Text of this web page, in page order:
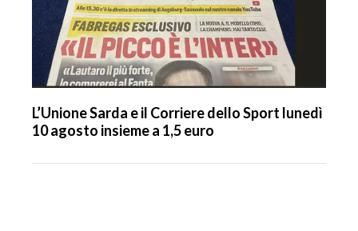
L’Unione Sarda e il Corriere dello Sport lunedì
10 agosto insieme a 1,5 euro